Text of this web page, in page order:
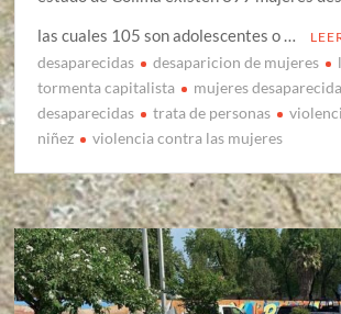
las cuales 105 son adolescentes o …
desaparecidas desaparicion de mujeres
tormenta capitalista
mujeres
desaparecidas
trata de personas
niñez
violencia contra las mujeres